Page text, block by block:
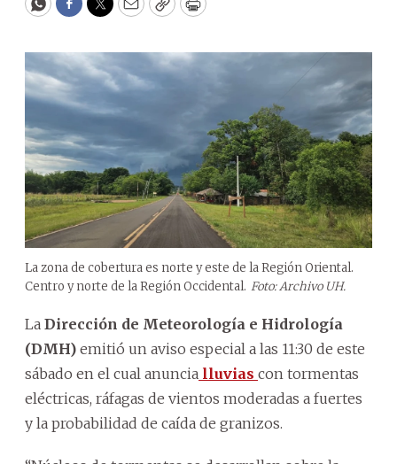
WhatsApp
Facebook
Twitter
EmailCopyPrint
La zona de cobertura es norte y este de la Región Oriental.
Centro y norte de la Región Occidental. Foto: Archivo UH.
La Dirección de Meteorología e Hidrología
(DMH) emitió un aviso especial a las 11:30 de este
sábado en el cual anuncia lluvias con tormentas
eléctricas, ráfagas de vientos moderadas a fuertes
y la probabilidad de caída de granizos.